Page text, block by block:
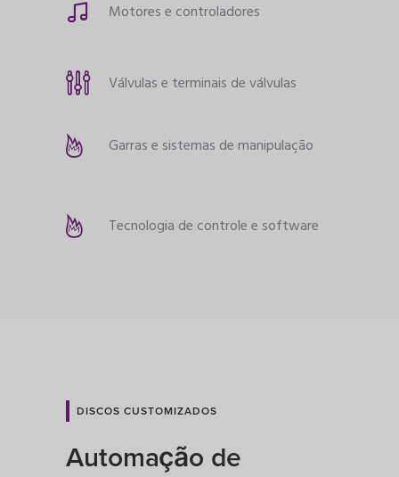
Motores e controladores
Válvulas e terminais de válvulas
Garras e sistemas de manipulação
Tecnologia de controle e software
DISCOS CUSTOMIZADOS
Automação de